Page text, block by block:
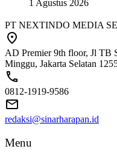
1 Agustus 2026
PT NEXTINDO MEDIA
AD Premier 9th floor, Jl TB
Minggu, Jakarta Selatan
0812-1919-9586
redaksi@sinarharapan.id
Menu